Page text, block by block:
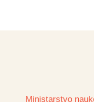
Ministarstvo